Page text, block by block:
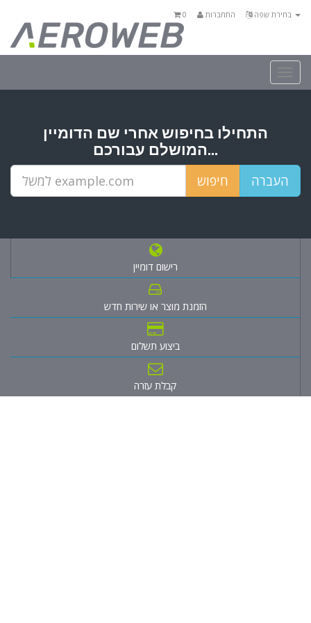
התחברות 0
התחילו בחיפוש אחרי שם הדומיין
המושלם עבורכם...
רישום דומיין
הזמנת מוצר או שירות חדש
ביצוע תשלום
קבלת עזרה